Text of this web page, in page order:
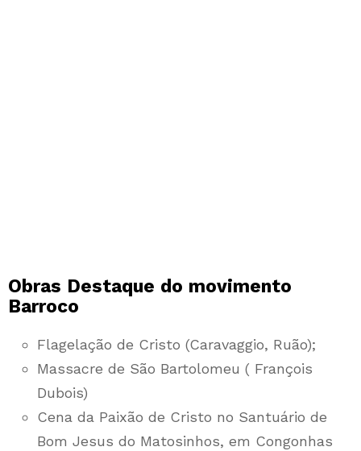
Obras Destaque do movimento
Barroco
Flagelação de Cristo (Caravaggio, Ruão);
Massacre de São Bartolomeu ( François
Dubois)
Cena da Paixão de Cristo no Santuário de
Bom Jesus do Matosinhos, em Congonhas